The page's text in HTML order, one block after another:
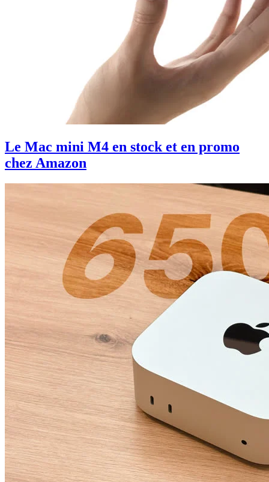
Le Mac mini M4 en stock et en promo
chez Amazon